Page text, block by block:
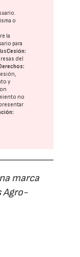
o
la
para
Cesión:
del
y
no
marca
Agro-